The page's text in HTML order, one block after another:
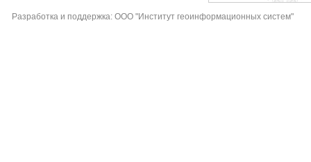
Разработка и поддержка: ООО "Институт геоинформационных систем"